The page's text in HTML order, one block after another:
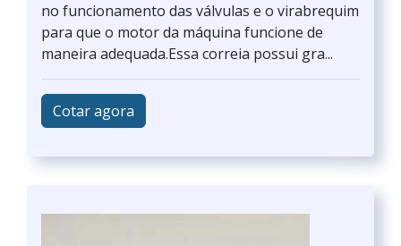
no funcionamento das válvulas e o virabrequim
para que o motor da máquina funcione de
maneira adequada.Essa correia possui gra...
Cotar agora